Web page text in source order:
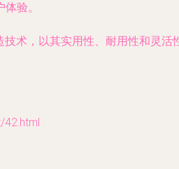
验。
术，以其实用性、耐用性和灵